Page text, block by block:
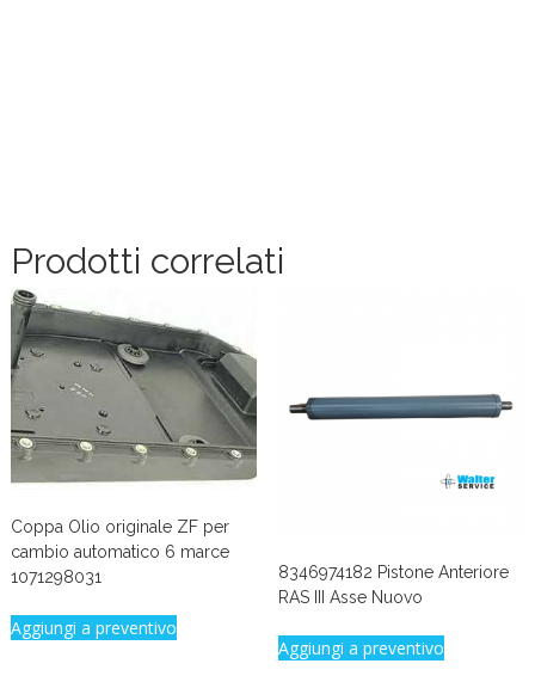
Prodotti correlati
Coppa Olio originale ZF per
cambio automatico 6 marce
1071298031
Aggiungi a preventivo
8346974182 Pistone Anteriore
RAS III Asse Nuovo
Aggiungi a preventivo